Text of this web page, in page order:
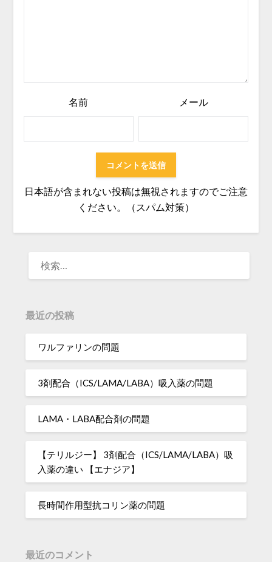
名前 メール
日本語が含まれない投稿は無視されますのでご注意
ください。（スパム対策）
最近の投稿
ワルファリンの問題
3剤配合（ICS/LAMA/LABA）吸入薬の問題
LAMA・LABA配合剤の問題
【テリルジー】 3剤配合（ICS/LAMA/LABA）吸
入薬の違い 【エナジア】
長時間作用型抗コリン薬の問題
最近のコメント